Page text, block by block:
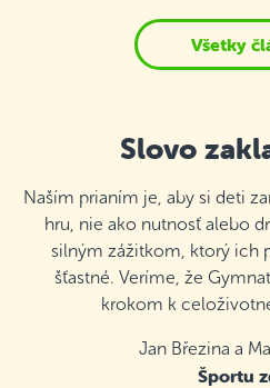
Všetky
Slovo
Naším prianím je, aby si deti
hru, nie ako nutnosť alebo
silným zážitkom, ktorý ich
šťastné. Veríme, že
krokom k
Jan Březina a
Športu